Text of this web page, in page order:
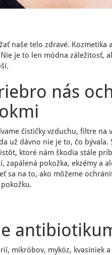
naše telo zdravé. Kozmetika
je to len módna záležitosť,
nás
čističky vzduchu, filtre na
už dávno nie je to, čo bývala.
ktoré nám škodia stále
zapálená pokožka, ekzémy a
sa na to, ako môžeme
mikróbov, mykóz, kvasiniek